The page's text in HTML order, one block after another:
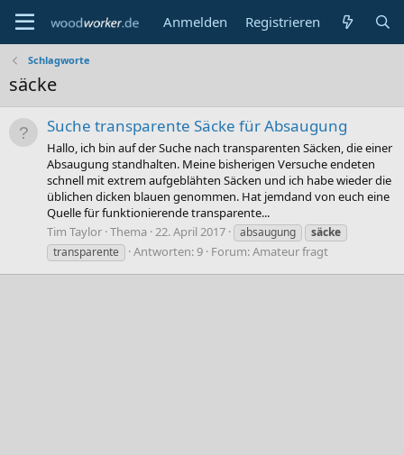
Anmelden Registrieren
Schlagworte
säcke
Suche transparente Säcke für Absaugung
Hallo, ich bin auf der Suche nach transparenten Säcken, die einer
Absaugung standhalten. Meine bisherigen Versuche endeten
schnell mit extrem aufgeblähten Säcken und ich habe wieder die
üblichen dicken blauen genommen. Hat jemdand von euch eine
Quelle für funktionierende transparente...
Tim Taylor Thema 22. April 2017 absaugung
säcke
transparente
Antworten: 9 Forum:Amateur fragt